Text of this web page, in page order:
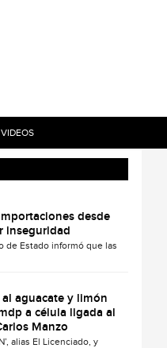
VIDEOS
desde
inseguridad
de Estado informó que las
aguacate y limón
a célula ligada al
Manzo
alias El Licenciado, y